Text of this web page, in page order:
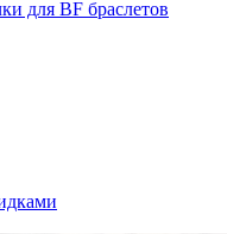
для BF браслетов